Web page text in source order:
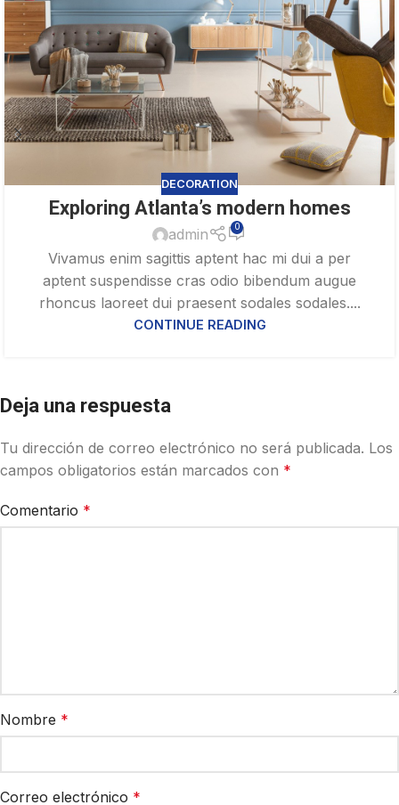
DECORATION
Exploring Atlanta’s modern homes
admin 0
Vivamus enim sagittis aptent hac mi dui a per
aptent suspendisse cras odio bibendum augue
rhoncus laoreet dui praesent sodales sodales....
CONTINUE READING
Deja una respuesta
Tu dirección de correo electrónico no será publicada. Los
campos obligatorios están marcados con *
Comentario *
Nombre *
Correo electrónico *